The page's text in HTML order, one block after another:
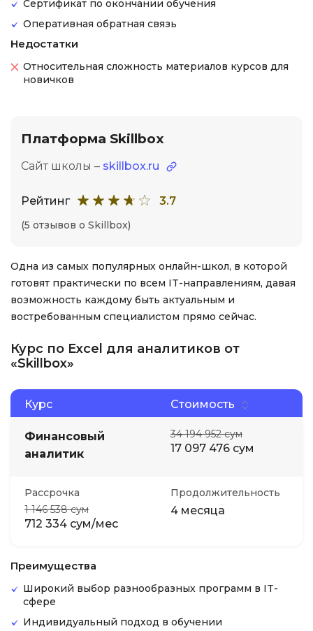
Сертификат по окончании обучения
Оперативная обратная связь
Недостатки
Относительная сложность материалов курсов для
новичков
Платформа Skillbox
Сайт школы – skillbox.ru
Рейтинг 3.7
(5 отзывов о Skillbox)
Одна из самых популярных онлайн-школ, в которой
готовят практически по всем IT-направлениям, давая
возможность каждому быть актуальным и
востребованным специалистом прямо сейчас.
Курс по Excel для аналитиков от
«Skillbox»
Курс Стоимость
Финансовый
аналитик
34 194 952 сум
17 097 476 сум
Рассрочка
1 146 538 сум
712 334 сум/мес
Продолжительность
4 месяца
Преимущества
Широкий выбор разнообразных программ в IT-
сфере
Индивидуальный подход в обучении